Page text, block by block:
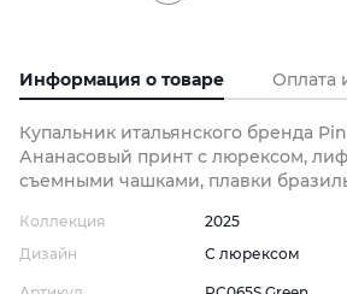
Информация о товаре Оплата
Купальник итальянского бренда
Ананасовый принт с люрексом,
съемными чашками, плавки
Коллекция
2025
Дизайн
С люрексом